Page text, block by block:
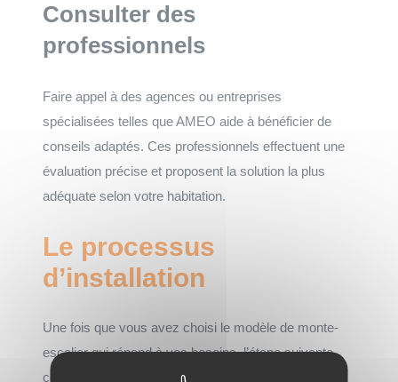
Consulter des
professionnels
Faire appel à des agences ou entreprises
spécialisées telles que AMEO aide à bénéficier de
conseils adaptés. Ces professionnels effectuent une
évaluation précise et proposent la solution la plus
adéquate selon votre habitation.
Le processus
d’installation
Une fois que vous avez choisi le modèle de monte-
escalier qui répond à vos besoins, l’étape suivante
consiste à planifier et réaliser l’installation.